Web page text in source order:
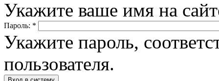
Укажите ваше имя на
Пароль: *
Укажите пароль,
пользователя.